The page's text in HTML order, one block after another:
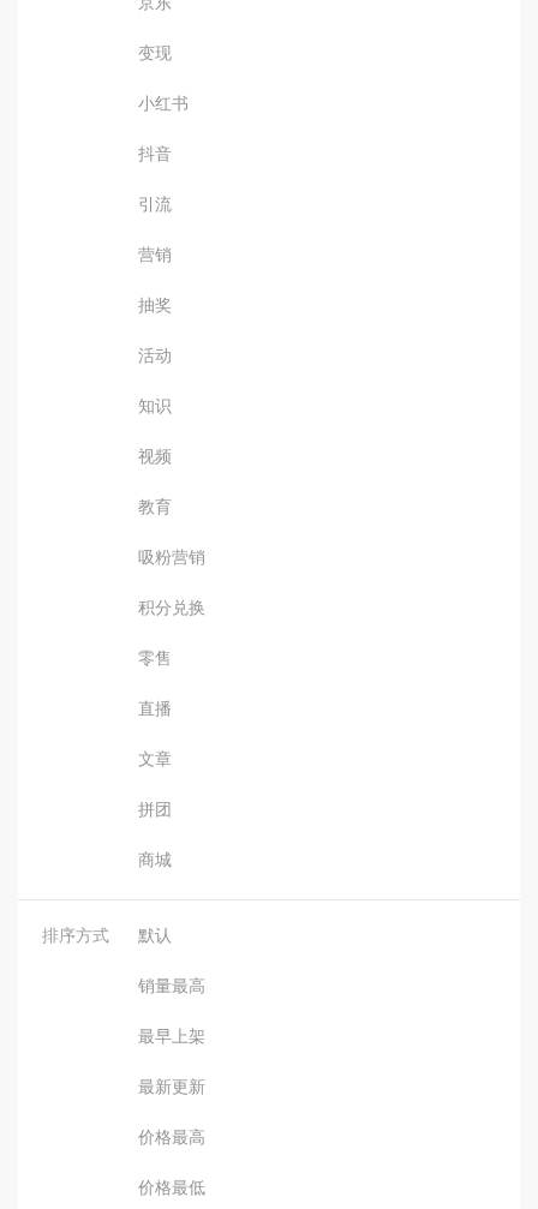
变现
小红书
抖音
引流
营销
抽奖
活动
知识
视频
教育
吸粉营销
积分兑换
零售
直播
文章
拼团
商城
排序方式 默认
销量最高
最早上架
最新更新
价格最高
价格最低